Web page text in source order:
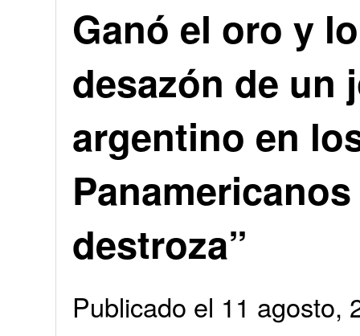
Ganó el oro y
desazón de un
argentino en
destroza”
Publicado el 11 agosto,